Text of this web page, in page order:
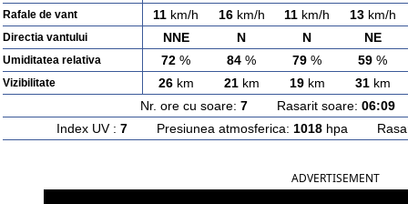
Rafale de vant 11 km/h 16km/h 11 km/h 13km/h
Directia vantului NNE N N NE
Umiditatea relativa 72 % 84 % 79 % 59 %
Vizibilitate 26km 21km 19km 31km
Nr. ore cu soare: 7Rasarit soare: 06:09
Index UV : 7Presiunea atmosferica: 1018hpa
ADVERTISEMENT